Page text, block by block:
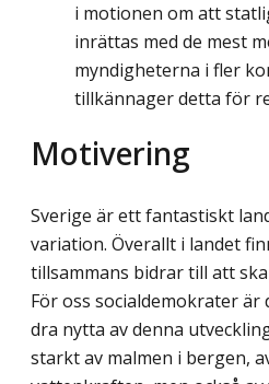
i motionen om att
inrättas med de mest
myndigheterna i fler
tillkännager detta för
Motivering
Sverige är ett fantastiskt
variation. Överallt i landet
tillsammans bidrar till att
För oss social­demokrater är
dra nytta av denna
starkt av malmen i bergen,